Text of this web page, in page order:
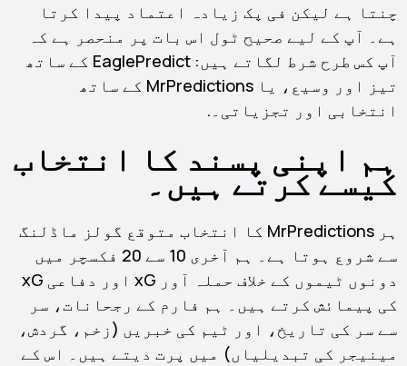
چنتا ہے لیکن فی پک زیادہ اعتماد پیدا کرتا
ہے۔ آپ کے لیے صحیح ٹول اس بات پر منحصر ہے کہ
آپ کس طرح شرط لگاتے ہیں: EaglePredict کے ساتھ
تیز اور وسیع، یا MrPredictions کے ساتھ
انتخابی اور تجزیاتی۔.
ہم اپنی پسند کا انتخاب
کیسے کرتے ہیں۔
ہر MrPredictions کا انتخاب متوقع گولز ماڈلنگ
سے شروع ہوتا ہے۔ ہم آخری 10 سے 20 فکسچر میں
دونوں ٹیموں کے خلاف حملہ آور xG اور دفاعی xG
کی پیمائش کرتے ہیں۔ ہم فارم کے رجحانات، سر
سے سر کی تاریخ، اور ٹیم کی خبریں (زخم، گردش،
مینیجر کی تبدیلیاں) میں پرت دیتے ہیں۔ اس کے